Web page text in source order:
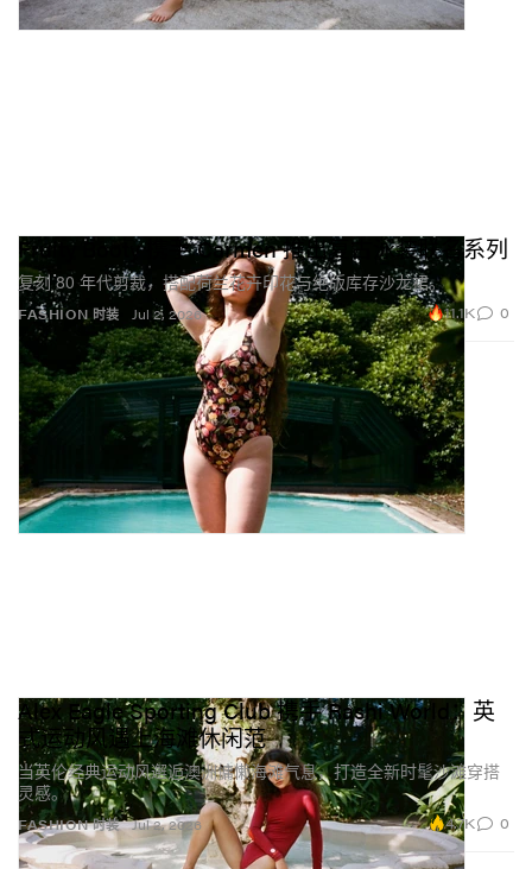
FASHION 时装
Fruity Booty 携手 Carmen 推出复古泳装联名系列
复刻 80 年代剪裁，搭配荷兰花卉印花与绝版库存沙龙裙。
Jul 2, 2026 11.1K 0
FASHION 时装
Alex Eagle Sporting Club 携手 Rashi World：英
式运动风遇上海滩休闲范
当英伦经典运动风邂逅澳洲慵懒海滩气息，打造全新时髦沙滩穿搭
灵感。
Jul 2, 2026 4.7K 0